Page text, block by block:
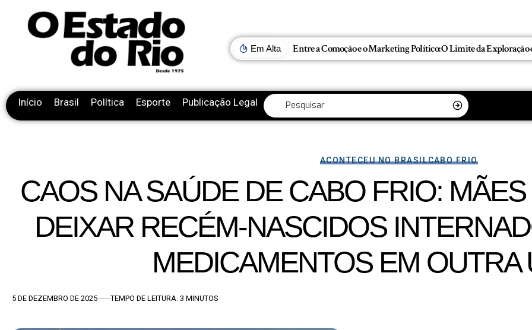
Em Alta
Início Brasil Política Esporte Publicação Legal
ACONTECEU NO BRASILCABO FRIO
CAOS NA SAÚDE DE CABO FRIO:
DEIXAR RECÉM-NASCIDOS
MEDICAMENTOS EM OUTRA
5 DE DEZEMBRO DE 2025 TEMPO DE LEITURA: 3 MINUTOS